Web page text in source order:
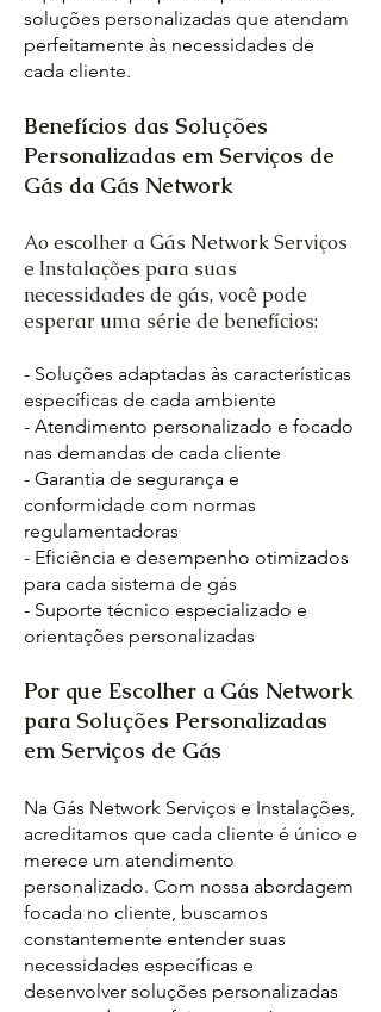
soluções personalizadas que atendam
perfeitamente às necessidades de
cada cliente.
Benefícios das Soluções
Personalizadas em Serviços de
Gás da Gás Network
Ao escolher a Gás Network Serviços
e Instalações para suas
necessidades de gás, você pode
esperar uma série de benefícios:
- Soluções adaptadas às características
específicas de cada ambiente
- Atendimento personalizado e focado
nas demandas de cada cliente
- Garantia de segurança e
conformidade com normas
regulamentadoras
- Eficiência e desempenho otimizados
para cada sistema de gás
- Suporte técnico especializado e
orientações personalizadas
Por que Escolher a Gás Network
para Soluções Personalizadas
em Serviços de Gás
Na Gás Network Serviços e Instalações,
acreditamos que cada cliente é único e
merece um atendimento
personalizado. Com nossa abordagem
focada no cliente, buscamos
constantemente entender suas
necessidades específicas e
desenvolver soluções personalizadas